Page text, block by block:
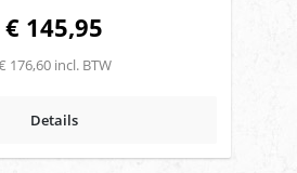
€ 145,95
176,60 incl. BTW
Details